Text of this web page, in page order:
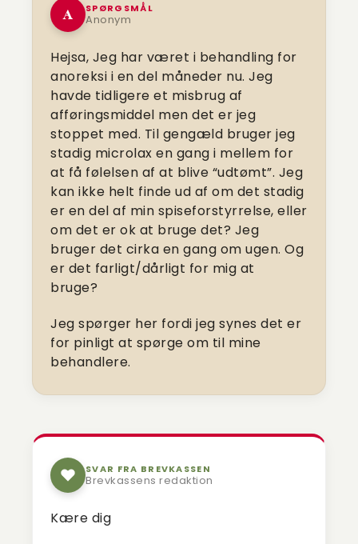
A SPØRGSMÅL
Anonym
Hejsa, Jeg har været i behandling for
anoreksi i en del måneder nu. Jeg
havde tidligere et misbrug af
afføringsmiddel men det er jeg
stoppet med. Til gengæld bruger jeg
stadig microlax en gang i mellem for
at få følelsen af at blive “udtømt”. Jeg
kan ikke helt finde ud af om det stadig
er en del af min spiseforstyrrelse, eller
om det er ok at bruge det? Jeg
bruger det cirka en gang om ugen. Og
er det farligt/dårligt for mig at
bruge?
Jeg spørger her fordi jeg synes det er
for pinligt at spørge om til mine
behandlere.
SVAR FRA BREVKASSEN
Brevkassens redaktion
Kære dig